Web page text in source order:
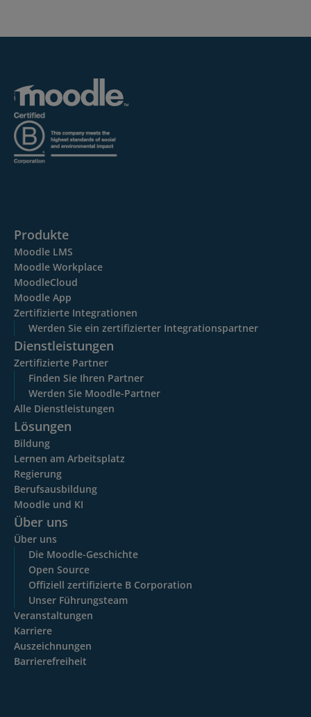
Produkte
Moodle LMS
Moodle Workplace
MoodleCloud
Moodle App
Zertifizierte Integrationen
Werden Sie ein zertifizierter Integrationspartner
Dienstleistungen
Zertifizierte Partner
Finden Sie Ihren Partner
Werden Sie Moodle-Partner
Alle Dienstleistungen
Lösungen
Bildung
Lernen am Arbeitsplatz
Regierung
Berufsausbildung
Moodle und KI
Über uns
Über uns
Die Moodle-Geschichte
Open Source
Offiziell zertifizierte B Corporation
Unser Führungsteam
Veranstaltungen
Karriere
Auszeichnungen
Barrierefreiheit